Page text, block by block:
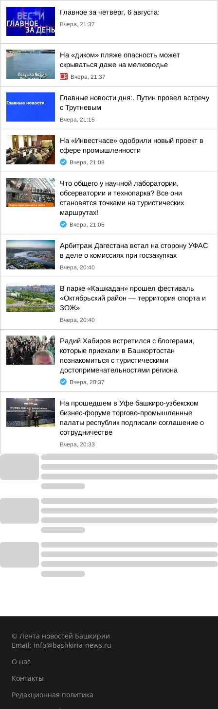
Главное за четверг, 6 августа:
Вчера, 21:37
На «диком» пляже опасность может
скрываться даже на мелководье
Вчера, 21:37
Главные новости дня:. Путин провел встречу
с Трутневым
Вчера, 21:15
На «Инвестчасе» одобрили новый проект в
сфере промышленности
Вчера, 21:08
Что общего у научной лаборатории,
обсерватории и технопарка? Все они
становятся точками на туристических
маршрутах!
Вчера, 21:05
Арбитраж Дагестана встал на сторону УФАС
в деле о комиссиях при госзакупках
Вчера, 20:40
В парке «Кашкадан» прошел фестиваль
«Октябрьский район — территория спорта и
ЗОЖ»
Вчера, 20:40
Радий Хабиров встретился с блогерами,
которые приехали в Башкортостан
познакомиться с туристическими
достопримечательностями региона
Вчера, 20:37
На прошедшем в Уфе башкиро-узбекском
бизнес-форуме торгово-промышленные
палаты республик подписали соглашение о
сотрудничестве
Вчера, 20:33
© Лента новостей Башкирии
Email: info@bashkiria-news.ru
О нас
Контакты
Редакционная политика